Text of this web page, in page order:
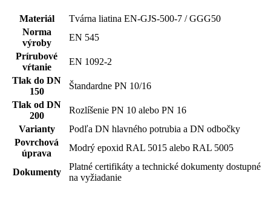
Materiál
Tvárna liatina EN-GJS-500-7 / GGG50
Norma
výroby
EN 545
Prírubové
vŕtanie
EN 1092-2
Tlak do DN
150
Štandardne PN 10/16
Tlak od DN
200
Rozlíšenie PN 10 alebo PN 16
Varianty
Podľa DN hlavného potrubia a DN odbočky
Povrchová
úprava
Modrý epoxid RAL 5015 alebo RAL 5005
Dokumenty
Platné certifikáty a technické dokumenty dostupné
na vyžiadanie